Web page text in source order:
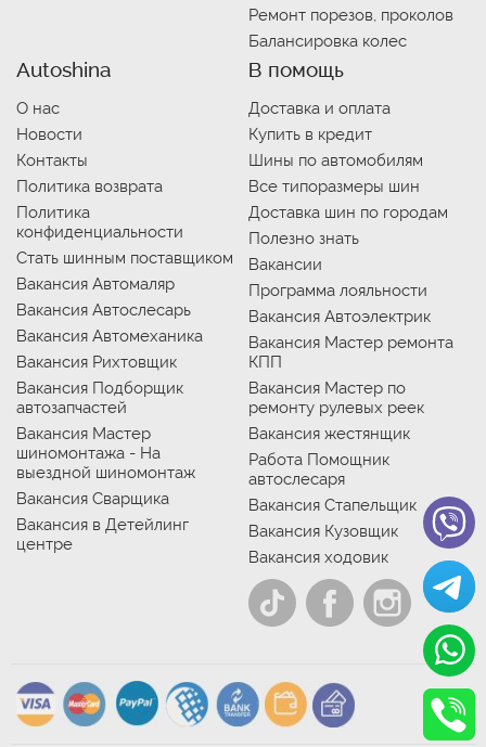
Ремонт порезов, проколов
Балансировка колес
Autoshina
О нас
Новости
Контакты
Политика возврата
Политика
конфиденциальности
Стать шинным поставщиком
Вакансия Автомаляр
Вакансия Автослесарь
Вакансия Автомеханика
Вакансия Рихтовщик
Вакансия Подборщик
автозапчастей
Вакансия Мастер
шиномонтажа - На
выездной шиномонтаж
Вакансия Сварщика
Вакансия в Детейлинг
центре
В помощь
Доставка и оплата
Купить в кредит
Шины по автомобилям
Все типоразмеры шин
Доставка шин по городам
Полезно знать
Вакансии
Программа лояльности
Вакансия Автоэлектрик
Вакансия Мастер ремонта
КПП
Вакансия Мастер по
ремонту рулевых реек
Вакансия жестянщик
Работа Помощник
автослесаря
Вакансия Стапельщик
Вакансия Кузовщик
Вакансия ходовик